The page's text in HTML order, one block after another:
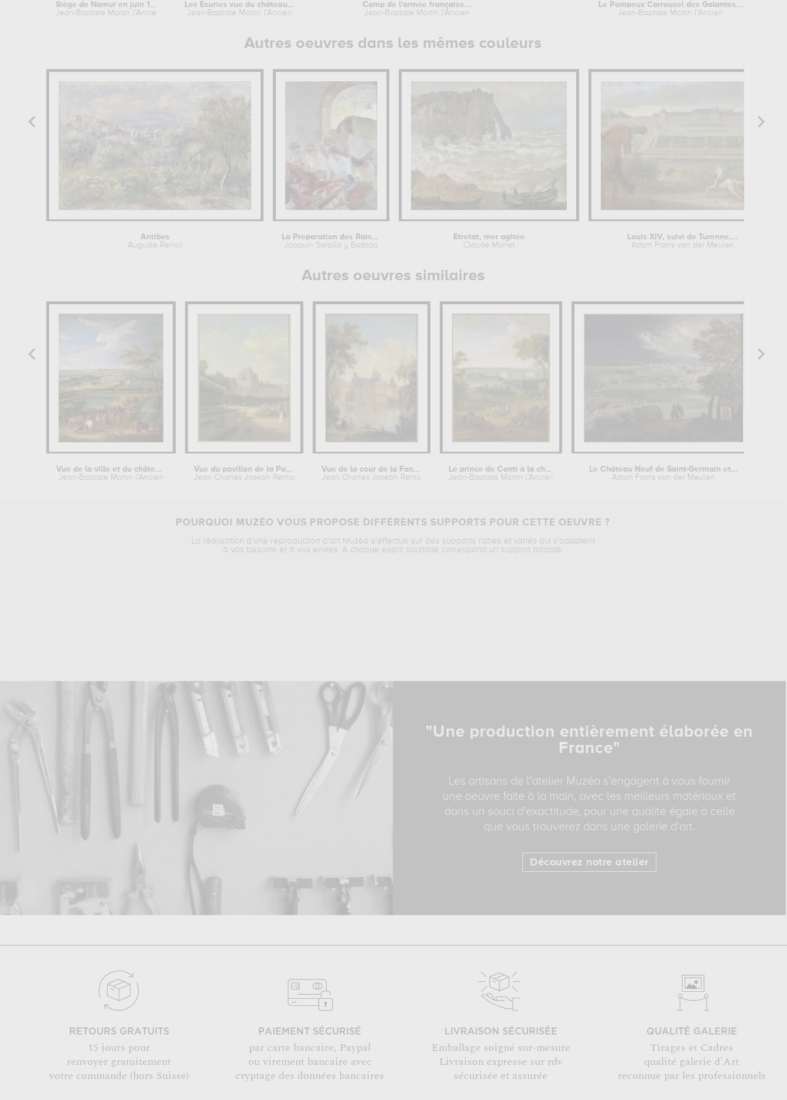
Siège de Namur en juin 1692
Jean-Baptiste Martin l'Ancien
Les Ecuries vue du château de...
Jean-Baptiste Martin l'Ancien
Camp de l'armée française...
Jean-Baptiste Martin l'Ancien
Le Pompeux Carrousel des Galantes...
Jean-Baptiste Martin l'Ancien
Autres oeuvres dans les mêmes couleurs
Antibes
Auguste Renoir
La Preparation des Raisins Secs
Joaquin Sorolla y Bastida
Etretat, mer agitée
Claude Monet
Louis XIV, suivi de Turenne,...
Adam Frans van der Meulen
Autres oeuvres similaires
Vue de la ville et du château de...
Jean-Baptiste Martin l'Ancien
Vue du pavillon de la Porte Dorée
Jean Charles Joseph Remond
Vue de la cour de la Fontaine..
Jean Charles Joseph Remond
Le prince de Conti à la chasse en...
Jean-Baptiste Martin l'Ancien
Le Château Neuf de Saint-Germain et...
Adam Frans van der Meulen
POURQUOI MUZÉO VOUS PROPOSE DIFFÉRENTS SUPPORTS POUR CETTE OEUVRE ?
La réalisation d’une reproduction d’art Muzéo s’effectue sur des supports riches et variés qui s’adaptent
à vos besoins et à vos envies. A chaque esprit souhaité correspond un support adapté.
"Une production entièrement élaborée en
France"
Les artisans de l'atelier Muzéo s'engagent à vous fournir
une oeuvre faite à la main, avec les meilleurs matériaux et
dans un souci d'exactitude, pour une qualité égale à celle
que vous trouverez dans une galerie d'art.
Découvrez notre atelier
RETOURS GRATUITS
15 jours pour
renvoyer gratuitement
votre commande (hors Suisse)
PAIEMENT SÉCURISÉ
par carte bancaire, Paypal
ou virement bancaire avec
cryptage des données bancaires
LIVRAISON SÉCURISÉE
Emballage soigné sur-mesure
Livraison expresse sur rdv
sécurisée et assurée
QUALITÉ GALERIE
Tirages et Cadres
qualité galerie d'Art
reconnue par les professionnels